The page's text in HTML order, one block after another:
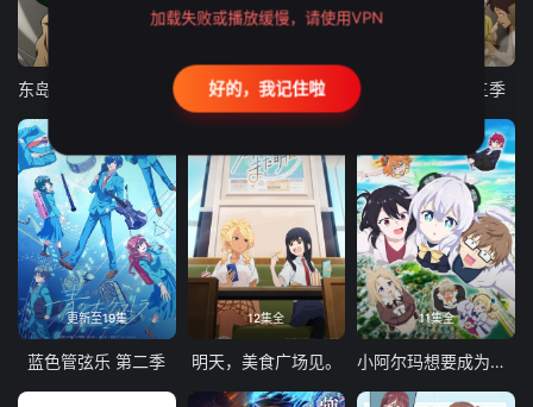
古诺希亚 致不灭的你 第三季
更新至19集
蓝色管弦乐 第二季
12集全
明天，美食广场见。
11集全
小阿尔玛想要成为家人
加载失败或播放缓慢，请使用VPN
好的，我记住啦